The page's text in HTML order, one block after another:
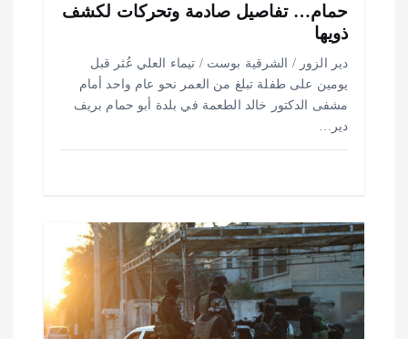
حمام… تفاصيل صادمة وتحركات لكشف
ذويها
دير الزور / الشرقية بوست / تيماء العلي عُثر قبل
يومين على طفلة تبلغ من العمر نحو عام واحد أمام
مشفى الدكتور خالد الطعمة في بلدة أبو حمام بريف
دير…